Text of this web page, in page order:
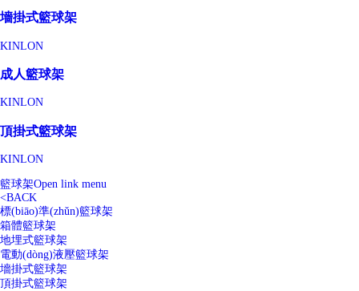
墻掛式籃球架
KINLON
成人籃球架
KINLON
頂掛式籃球架
KINLON
籃球架Open link menu
<BACK
標(biāo)準(zhǔn)籃球架
箱體籃球架
地埋式籃球架
電動(dòng)液壓籃球架
墻掛式籃球架
頂掛式籃球架